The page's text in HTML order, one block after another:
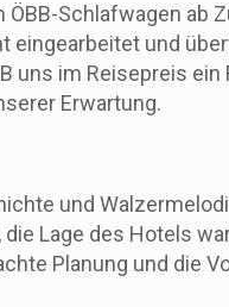
Schlafwagen ab
eingearbeitet und
uns im Reisepreis
Erwartung.
und
Lage des Hotels
Planung und die